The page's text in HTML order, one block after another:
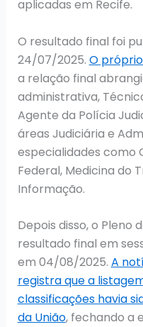
aplicadas em Recife.
O resultado final foi
24/07/2025. O
a relação final
administrativa,
Agente da Polícia
áreas Judiciária e
especialidades como
Federal, Medicina do
Informação.
Depois disso, o Pleno
resultado final em
em 04/08/2025. A
registra que a
classificações havia
da União, fechando a